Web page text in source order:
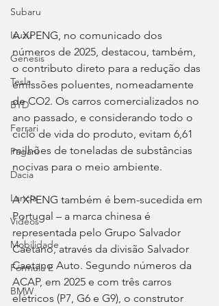
Subaru
Isuzu
Genesis
Tesla
BYD
Ferrari
Pagani
Dacia
Lancia
Videos
Mobilidade
Fórmula E
BMW
A XPENG, no comunicado dos
números de 2025, destacou, também,
o contributo direto para a redução das
emissões poluentes, nomeadamente
de CO2. Os carros comercializados no
ano passado, e considerando todo o
ciclo de vida do produto, evitam 6,61
milhões de toneladas de substâncias
nocivas para o meio ambiente.
A XPENG também é bem-sucedida em
Portugal – a marca chinesa é
representada pelo Grupo Salvador
Caetano, através da divisão Salvador
Caetano Auto. Segundo números da
ACAP, em 2025 e com três carros
elétricos (P7, G6 e G9), o construtor